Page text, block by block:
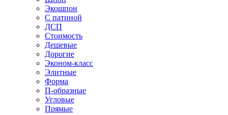
Экошпон
С патиной
ДСП
Стоимость
Дешевые
Дорогие
Эконом-класс
Элитные
Форма
П-образные
Угловые
Прямые